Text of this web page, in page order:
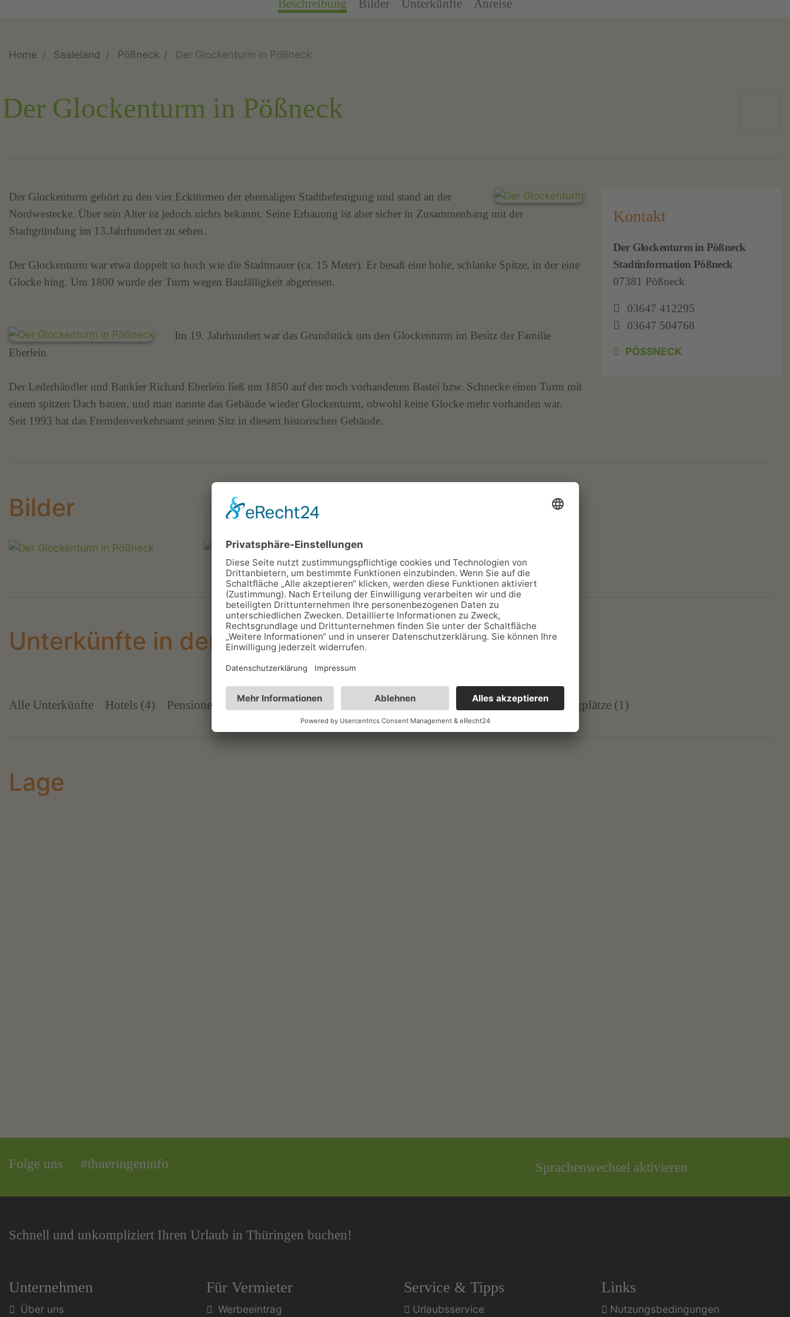
Beschreibung Bilder Unterkünfte Anreise
Home Saaleland Pößneck Der Glockenturm in Pößneck
Der Glockenturm in Pößneck
Der Glockenturm gehört zu den vier Ecktürmen der ehemaligen Stadtbefestigung und stand an der
Nordwestecke. Über sein Alter ist jedoch nichts bekannt. Seine Erbauung ist aber sicher in Zusammenhang mit der
Stadtgründung im 13.Jahrhundert zu sehen.
Der Glockenturm war etwa doppelt so hoch wie die Stadtmauer (ca. 15 Meter). Er besaß eine hohe, schlanke Spitze, in der eine
Glocke hing. Um 1800 wurde der Turm wegen Baufälligkeit abgerissen.
Im 19. Jahrhundert war das Grundstück um den Glockenturm im Besitz der Familie
Eberlein.
Der Lederhändler und Bankier Richard Eberlein ließ um 1850 auf der noch vorhandenen Bastei bzw. Schnecke einen Turm mit
einem spitzen Dach bauen, und man nannte das Gebäude wieder Glockenturm, obwohl keine Glocke mehr vorhanden war.
Seit 1993 hat das Fremdenverkehrsamt seinen Sitz in diesem historischen Gebäude.
Kontakt
Der Glockenturm in Pößneck
Stadtinformation Pößneck
07381 Pößneck
03647 412295
03647 504768
PÖSSNECK
Bilder
Unterkünfte in der Nähe
Alle Unterkünfte Hotels (4) Pensionen (4) Gasthöfe (2) Ferienwohnungen (6) Ferienhäuser (3) Campingplätze (1)
Lage
Folge uns #thueringeninfo Sprachenwechsel aktivieren
Schnell und unkompliziert Ihren Urlaub in Thüringen buchen!
Unternehmen
Über uns
Für Vermieter
Werbeeintrag
Service & Tipps
Urlaubsservice
Links
Nutzungsbedingungen